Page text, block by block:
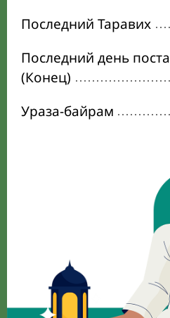
Последний Таравих
Последний день поста
(Конец)
Ураза-байрам